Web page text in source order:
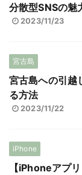
分散型SNSの魅
2023/11/23
宮古島
宮古島への引越
る方法
2023/11/22
iPhone
【iPhoneアプ